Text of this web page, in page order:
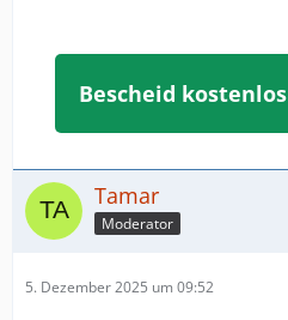
Bescheid
Tamar
Moderator
5. Dezember 2025 um 09:52